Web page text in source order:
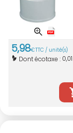
5,98€TTC / unité(s)
Dont écotaxe : 0,01